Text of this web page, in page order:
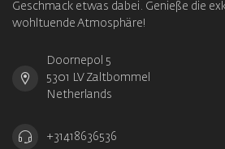
Geschmack etwas dabei. Genieße die
wohltuende Atmosphäre!
Doornepol 5
5301 LV Zaltbommel
Netherlands
+31418636536